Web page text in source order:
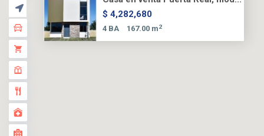
$ 4,282,680
4 BA 167.00 m2